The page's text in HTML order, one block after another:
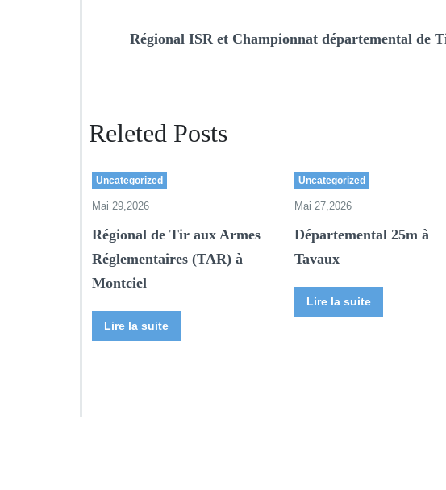
Régional ISR et Championnat départemental de
Releted Posts
Uncategorized
Mai 29,2026
Régional de Tir aux Armes
Réglementaires (TAR) à
Montciel
Lire la suite
Uncategorized
Mai 27,2026
Départemental 25m à
Tavaux
Lire la suite